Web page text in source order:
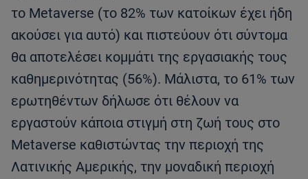
το Metaverse (το 82% των κατοίκων έχει ήδη
ακούσει για αυτό) και πιστεύουν ότι σύντομα
θα αποτελέσει κομμάτι της εργασιακής τους
καθημερινότητας (56%). Μάλιστα, το 61% των
ερωτηθέντων δήλωσε ότι θέλουν να
εργαστούν κάποια στιγμή στη ζωή τους στο
Metaverse καθιστώντας την περιοχή της
Λατινικής Αμερικής, την μοναδική περιοχή